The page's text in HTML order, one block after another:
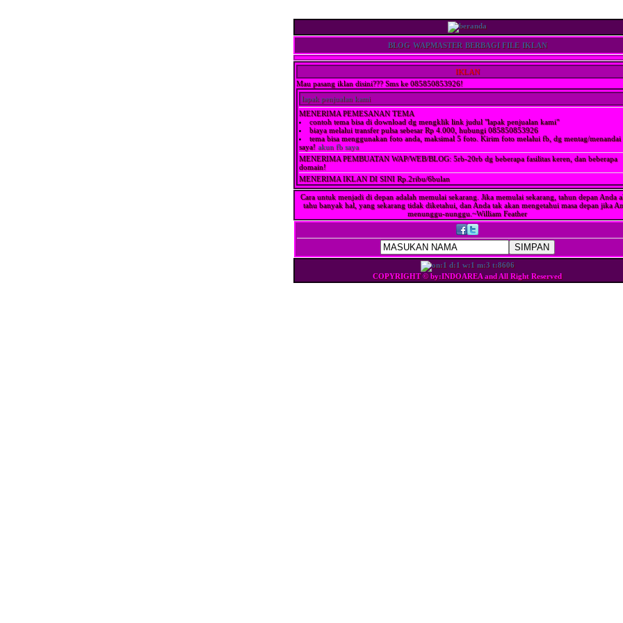
BLOG WAPMASTER BERBAGI FILE IKLAN
IKLAN
Mau pasang iklan disini??? Sms ke 085850853926!
lapak penjualan kami
MENERIMA PEMESANAN TEMA
contoh tema bisa di download dg mengklik link judul "lapak penjualan kami"
biaya melalui transfer pulsa sebesar Rp 4.000, hubungi 085850853926
tema bisa menggunakan foto anda, maksimal 5 foto. Kirim foto melalui fb, dg mentag/menandai
saya! akun fb saya
MENERIMA PEMBUATAN WAP/WEB/BLOG: 5rb-20rb dg beberapa fasilitas keren, dan beberapa
domain!
MENERIMA IKLAN DI SINI Rp.2ribu/6bulan
Cara untuk menjadi di depan adalah memulai sekarang. Jika memulai sekarang, tahun depan Anda
tahu banyak hal, yang sekarang tidak diketahui, dan Anda tak akan mengetahui masa depan jika
menunggu-nunggu.~William Feather
COPYRIGHT © by:INDOAREA and All Right Reserved